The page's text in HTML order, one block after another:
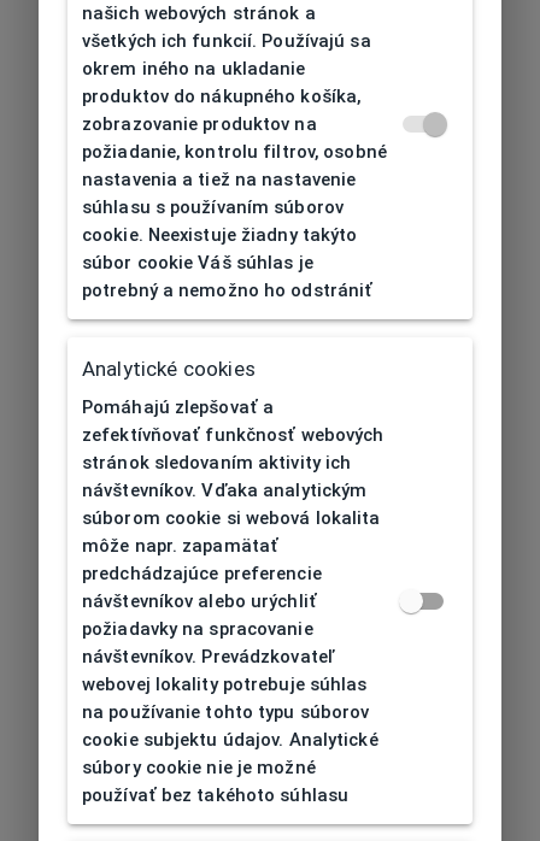
404| Nenájdené
našich webových stránok a
všetkých ich funkcií. Používajú sa
okrem iného na ukladanie
produktov do nákupného košíka,
zobrazovanie produktov na
požiadanie, kontrolu filtrov, osobné
nastavenia a tiež na nastavenie
súhlasu s používaním súborov
cookie. Neexistuje žiadny takýto
súbor cookie Váš súhlas je
potrebný a nemožno ho odstrániť
Analytické cookies
Pomáhajú zlepšovať a
zefektívňovať funkčnosť webových
stránok sledovaním aktivity ich
návštevníkov. Vďaka analytickým
súborom cookie si webová lokalita
môže napr. zapamätať
predchádzajúce preferencie
návštevníkov alebo urýchliť
požiadavky na spracovanie
návštevníkov. Prevádzkovateľ
webovej lokality potrebuje súhlas
na používanie tohto typu súborov
cookie subjektu údajov. Analytické
súbory cookie nie je možné
používať bez takéhoto súhlasu